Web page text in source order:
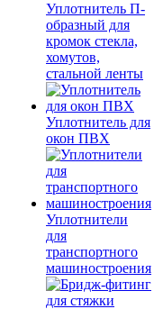
Уплотнитель П-
образный для
кромок стекла,
хомутов,
стальной ленты
Уплотнитель для
окон ПВХ
Уплотнители
для
транспортного
машиностроения